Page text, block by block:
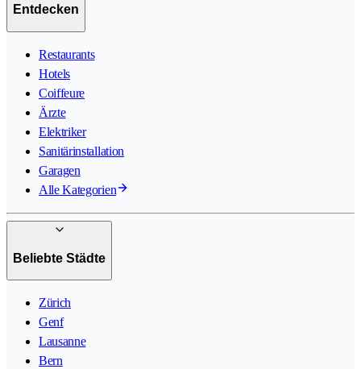
Entdecken
Restaurants
Hotels
Coiffeure
Ärzte
Elektriker
Sanitärinstallation
Garagen
Alle Kategorien
Beliebte Städte
Zürich
Genf
Lausanne
Bern